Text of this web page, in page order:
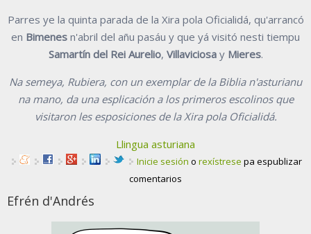
Parres ye la quinta parada de la Xira pola Oficialidá, qu'arrancó
en Bimenes n'abril del añu pasáu y que yá visitó nesti tiempu
Samartín del Rei Aurelio, Villaviciosay Mieres.
Na semeya, Rubiera, con un exemplar de la Biblia n'asturianu
na mano, da una esplicación a los primeros escolinos que
visitaron les esposiciones de la Xira pola Oficialidá.
Llingua asturiana
Inicie sesión o rexístrese pa espublizar
comentarios
Efrén d'Andrés